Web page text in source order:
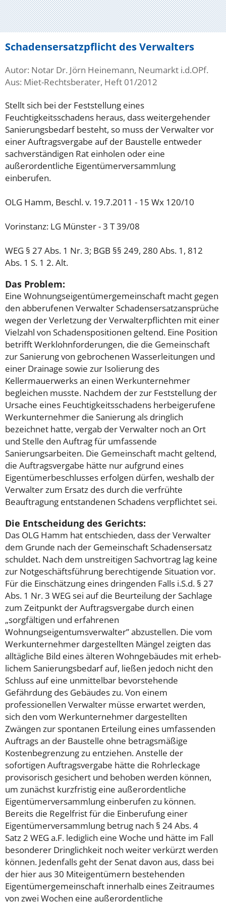
Schadensersatzpflicht des Verwalters
Autor: Notar Dr. Jörn Heinemann, Neumarkt i.d.OPf.
Aus: Miet-Rechtsberater, Heft 01/2012
Stellt sich bei der Feststellung eines
Feuchtigkeitsschadens heraus, dass weitergehender
Sanierungsbedarf besteht, so muss der Verwalter vor
einer Auftragsvergabe auf der Baustelle entweder
sachverständigen Rat einholen oder eine
außerordentliche Eigentümerversammlung
einberufen.
OLG Hamm, Beschl. v. 19.7.2011 - 15 Wx 120/10
Vorinstanz: LG Münster - 3 T 39/08
WEG § 27 Abs. 1 Nr. 3; BGB §§ 249, 280 Abs. 1, 812
Abs. 1 S. 1 2. Alt.
Das Problem:
Eine Wohnungseigentümergemeinschaft macht gegen
den abberufenen Verwalter Schadensersatzansprüche
wegen der Verletzung der Verwalterpflichten mit einer
Vielzahl von Schadenspositionen geltend. Eine Position
betrifft Werklohnforderungen, die die Gemeinschaft
zur Sanierung von gebrochenen Wasserleitungen und
einer Drainage sowie zur Isolierung des
Kellermauerwerks an einen Werkunternehmer
begleichen musste. Nachdem der zur Feststellung der
Ursache eines Feuchtigkeitsschadens herbeigerufene
Werkunternehmer die Sanierung als dringlich
bezeichnet hatte, vergab der Verwalter noch an Ort
und Stelle den Auftrag für umfassende
Sanierungsarbeiten. Die Gemeinschaft macht geltend,
die Auftragsvergabe hätte nur aufgrund eines
Eigentümerbeschlusses erfolgen dürfen, weshalb der
Verwalter zum Ersatz des durch die verfrühte
Beauftragung entstandenen Schadens verpflichtet sei.
Die Entscheidung des Gerichts:
Das OLG Hamm hat entschieden, dass der Verwalter
dem Grunde nach der Gemeinschaft Schadensersatz
schuldet. Nach dem unstreitigen Sachvortrag lag keine
zur Notgeschäftsführung berechtigende Situation vor.
Für die Einschätzung eines dringenden Falls i.S.d. § 27
Abs. 1 Nr. 3 WEG sei auf die Beurteilung der Sachlage
zum Zeitpunkt der Auftragsvergabe durch einen
„sorgfältigen und erfahrenen
Wohnungseigentumsverwalter” abzustellen. Die vom
Werkunternehmer dargestellten Mängel zeigten das
alltägliche Bild eines älteren Wohngebäudes mit erheb-
lichem Sanierungsbedarf auf, ließen jedoch nicht den
Schluss auf eine unmittelbar bevorstehende
Gefährdung des Gebäudes zu. Von einem
professionellen Verwalter müsse erwartet werden,
sich den vom Werkunternehmer dargestellten
Zwängen zur spontanen Erteilung eines umfassenden
Auftrags an der Baustelle ohne betragsmäßige
Kostenbegrenzung zu entziehen. Anstelle der
sofortigen Auftragsvergabe hätte die Rohrleckage
provisorisch gesichert und behoben werden können,
um zunächst kurzfristig eine außerordentliche
Eigentümerversammlung einberufen zu können.
Bereits die Regelfrist für die Einberufung einer
Eigentümerversammlung betrug nach § 24 Abs. 4
Satz 2 WEG a.F. lediglich eine Woche und hätte im Fall
besonderer Dringlichkeit noch weiter verkürzt werden
können. Jedenfalls geht der Senat davon aus, dass bei
der hier aus 30 Miteigentümern bestehenden
Eigentümergemeinschaft innerhalb eines Zeitraumes
von zwei Wochen eine außerordentliche